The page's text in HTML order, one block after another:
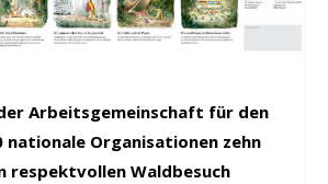
Arbeitsgemeinschaft für den
nationale Organisationen zehn
respektvollen Waldbesuch